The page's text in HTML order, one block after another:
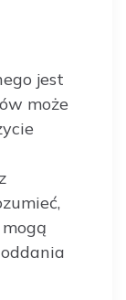
jest
może